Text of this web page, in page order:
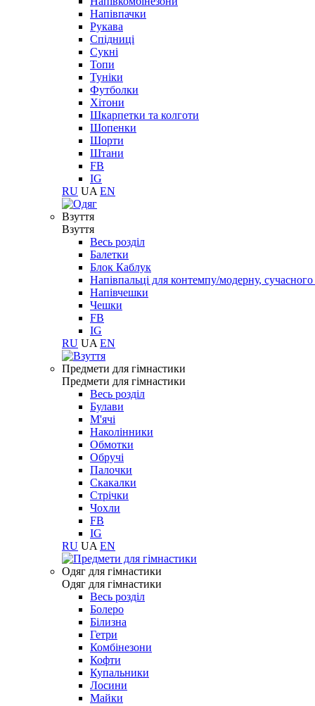
Напівпачки
Рукава
Спідниці
Сукні
Топи
Туніки
Футболки
Хітони
Шкарпетки та колготи
Шопенки
Шорти
Штани
FB
IG
RU UA EN
Взуття
Взуття
Весь розділ
Балетки
Блок Каблук
Напівпальці для контемпу/модерну,
Напівчешки
Чешки
FB
IG
RU UA EN
Предмети для гімнастики
Предмети для гімнастики
Весь розділ
Булави
М'ячі
Наколінники
Обмотки
Обручі
Палочки
Скакалки
Стрічки
Чохли
FB
IG
RU UA EN
Одяг для гімнастики
Одяг для гімнастики
Весь розділ
Болеро
Білизна
Гетри
Комбінезони
Кофти
Купальники
Лосини
Майки